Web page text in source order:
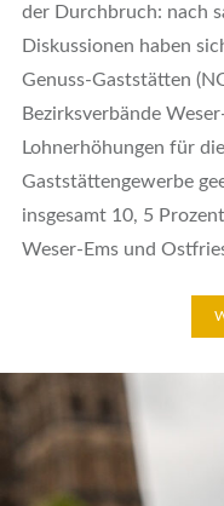
der Durchbruch: nach
Diskussionen haben
Genuss-Gaststätten
Bezirksverbände
Lohnerhöhungen für
Gaststättengewerbe
insgesamt 10, 5
Weser-Ems und